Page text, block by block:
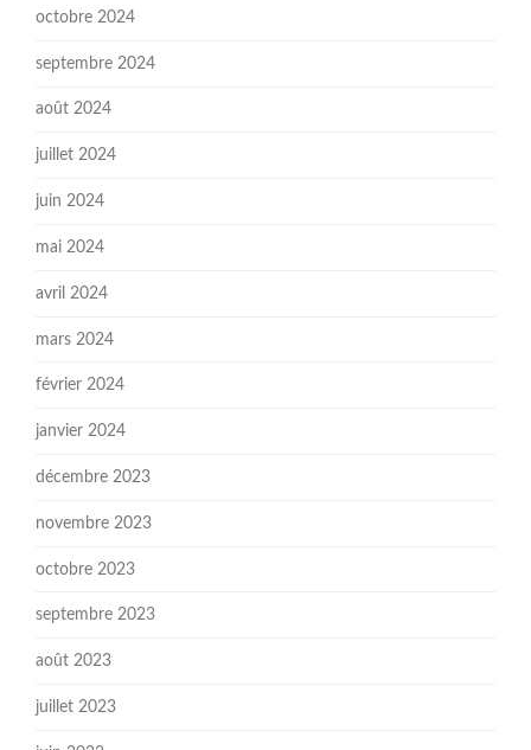
octobre 2024
septembre 2024
août 2024
juillet 2024
juin 2024
mai 2024
avril 2024
mars 2024
février 2024
janvier 2024
décembre 2023
novembre 2023
octobre 2023
septembre 2023
août 2023
juillet 2023